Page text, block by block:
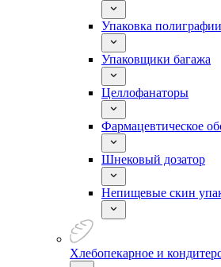
Упаковка полиграфии
Упаковщики багажа
Целлофанаторы
Фармацевтическое
Шнековый дозатор
Непищевые скин
Хлебопекарное и